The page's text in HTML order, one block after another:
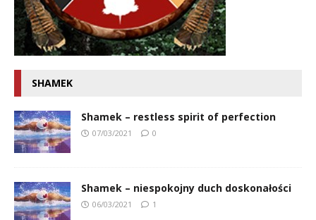
SHAMEK
Shamek – restless spirit of perfection
07/03/2021 0
Shamek – niespokojny duch doskonałości
06/03/2021 1